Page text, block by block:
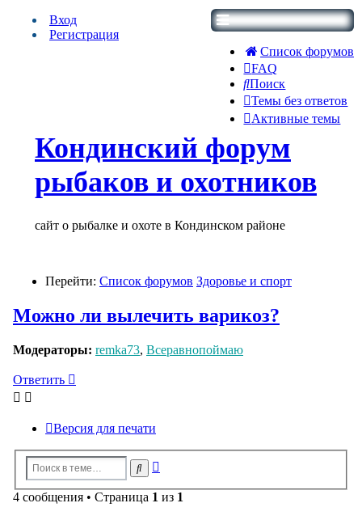
Список форумов
FAQ
Поиск
Темы без ответов
Активные темы
Вход
Регистрация
Кондинский форум
рыбаков и охотников
сайт о рыбалке и охоте в Кондинском районе
Перейти: Список форумов Здоровье и спорт
Можно ли вылечить варикоз?
Модераторы: remka73, Всеравнопоймаю
Ответить
Версия для печати
Поиск
поиск
4 сообщения • Страница 1 из 1